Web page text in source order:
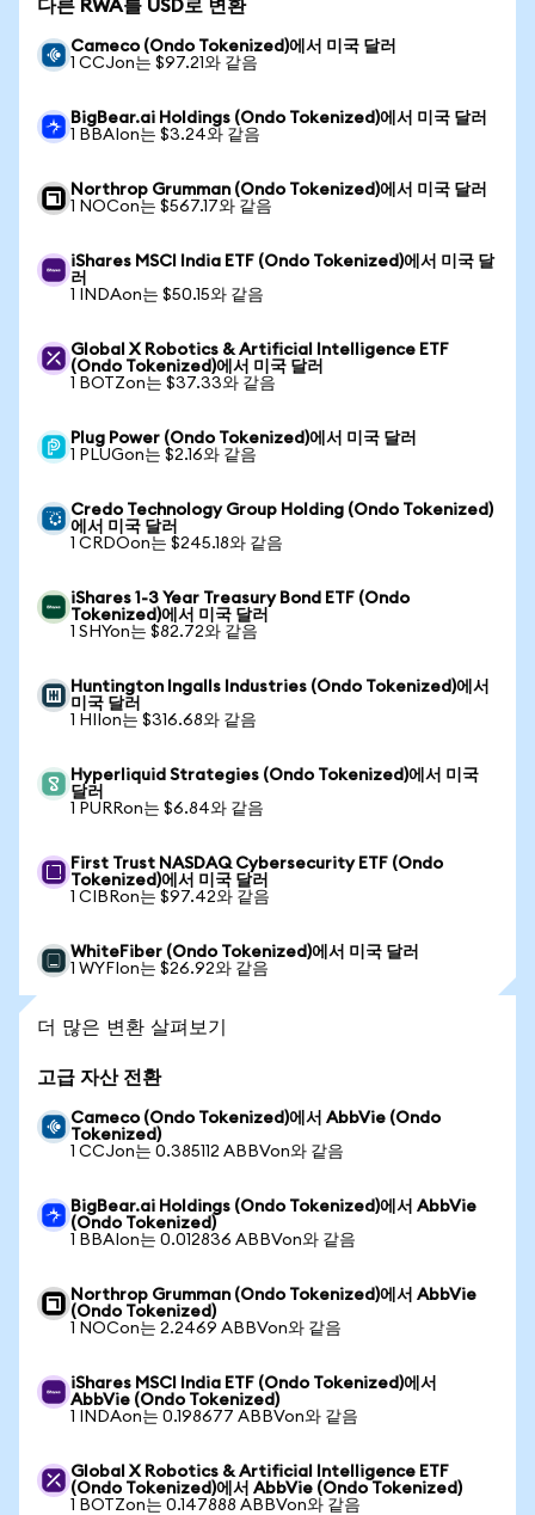
다른 RWA를 USD로 변환
Cameco (Ondo Tokenized)에서 미국 달러
1 CCJon는 $97.21와 같음
BigBear.ai Holdings (Ondo Tokenized)에서 미국 달러
1 BBAIon는 $3.24와 같음
Northrop Grumman (Ondo Tokenized)에서 미국 달러
1 NOCon는 $567.17와 같음
iShares MSCI India ETF (Ondo Tokenized)에서 미국 달
러
1 INDAon는 $50.15와 같음
Global X Robotics & Artificial Intelligence ETF
(Ondo Tokenized)에서 미국 달러
1 BOTZon는 $37.33와 같음
Plug Power (Ondo Tokenized)에서 미국 달러
1 PLUGon는 $2.16와 같음
Credo Technology Group Holding (Ondo Tokenized)
에서 미국 달러
1 CRDOon는 $245.18와 같음
iShares 1-3 Year Treasury Bond ETF (Ondo
Tokenized)에서 미국 달러
1 SHYon는 $82.72와 같음
Huntington Ingalls Industries (Ondo Tokenized)에서
미국 달러
1 HIIon는 $316.68와 같음
Hyperliquid Strategies (Ondo Tokenized)에서 미국
달러
1 PURRon는 $6.84와 같음
First Trust NASDAQ Cybersecurity ETF (Ondo
Tokenized)에서 미국 달러
1 CIBRon는 $97.42와 같음
WhiteFiber (Ondo Tokenized)에서 미국 달러
1 WYFIon는 $26.92와 같음
더 많은 변환 살펴보기
고급 자산 전환
Cameco (Ondo Tokenized)에서 AbbVie (Ondo
Tokenized)
1 CCJon는 0.385112 ABBVon와 같음
BigBear.ai Holdings (Ondo Tokenized)에서 AbbVie
(Ondo Tokenized)
1 BBAIon는 0.012836 ABBVon와 같음
Northrop Grumman (Ondo Tokenized)에서 AbbVie
(Ondo Tokenized)
1 NOCon는 2.2469 ABBVon와 같음
iShares MSCI India ETF (Ondo Tokenized)에서
AbbVie (Ondo Tokenized)
1 INDAon는 0.198677 ABBVon와 같음
Global X Robotics & Artificial Intelligence ETF
(Ondo Tokenized)에서 AbbVie (Ondo Tokenized)
1 BOTZon는 0.147888 ABBVon와 같음